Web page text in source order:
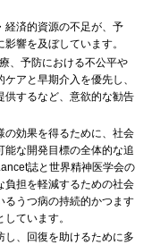
経済的資源の不足が、予
響を及ぼしています。
、予防における不公平や
アと早期介入を優先し、
供するなど、意欲的な勧告
の効果を得るために、社会
能な開発目標の全体的な追
誌と世界精神医学会の
負担を軽減するための社会
るうつ病の持続的かつます
ています。
し、回復を助けるために多